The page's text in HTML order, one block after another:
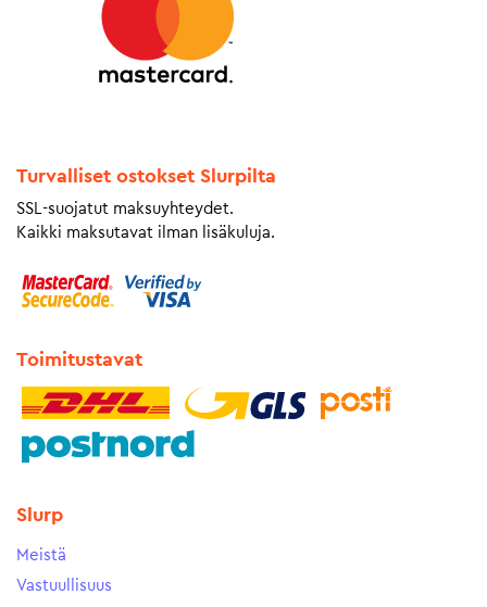
Turvalliset ostokset Slurpilta
SSL-suojatut maksuyhteydet.
Kaikki maksutavat ilman lisäkuluja.
Toimitustavat
Slurp
Meistä
Vastuullisuus